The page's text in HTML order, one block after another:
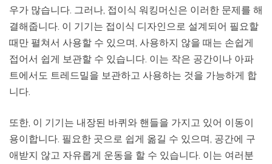
우가 많습니다. 그러나, 접이식 워킹머신은 이러한 문제를 해
결해줍니다. 이 기기는 접이식 디자인으로 설계되어 필요할
때만 펼쳐서 사용할 수 있으며, 사용하지 않을 때는 손쉽게
접어서 쉽게 보관할 수 있습니다. 이는 작은 공간이나 아파
트에서도 트레드밀을 보관하고 사용하는 것을 가능하게 합
니다.
또한, 이 기기는 내장된 바퀴와 핸들을 가지고 있어 이동이
용이합니다. 필요한 곳으로 쉽게 옮길 수 있으며, 공간에 구
애받지 않고 자유롭게 운동을 할 수 있습니다. 이는 여러분